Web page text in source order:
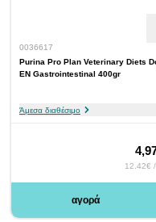
0036617
Purina Pro Plan Veterinary Diets
EN Gastrointestinal 400gr
Άμεσα διαθέσιμο
12.42€
αγορά